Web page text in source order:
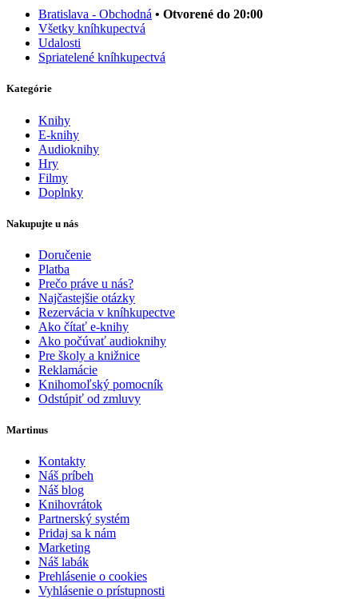
Bratislava - Obchodná • Otvorené do 20:00
Všetky kníhkupectvá
Udalosti
Spriatelené kníhkupectvá
Kategórie
Knihy
E-knihy
Audioknihy
Hry
Filmy
Doplnky
Nakupujte u nás
Doručenie
Platba
Prečo práve u nás?
Najčastejšie otázky
Rezervácia v kníhkupectve
Ako čítať e-knihy
Ako počúvať audioknihy
Pre školy a knižnice
Reklamácie
Knihomoľský pomocník
Odstúpiť od zmluvy
Martinus
Kontakty
Náš príbeh
Náš blog
Knihovrátok
Partnerský systém
Pridaj sa k nám
Marketing
Náš labák
Prehlásenie o cookies
Vyhlásenie o prístupnosti